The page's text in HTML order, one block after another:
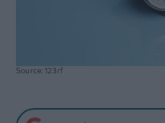
Source: 123rf